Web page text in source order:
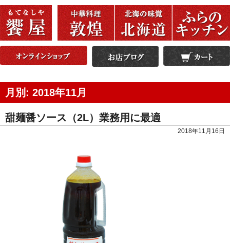
月別: 2018年11月
甜麺醤ソース（2L）業務用に最適
2018年11月16日